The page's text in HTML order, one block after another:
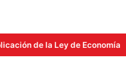
la Ley de Economía del